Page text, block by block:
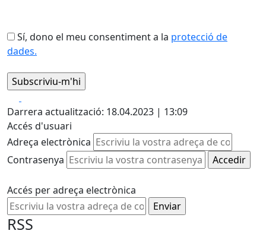
Sí, dono el meu consentiment a la protecció de
dades.
Darrera actualització: 18.04.2023 | 13:09
Accés d'usuari
Adreça electrònica
Contrasenya
Accés per adreça electrònica
RSS